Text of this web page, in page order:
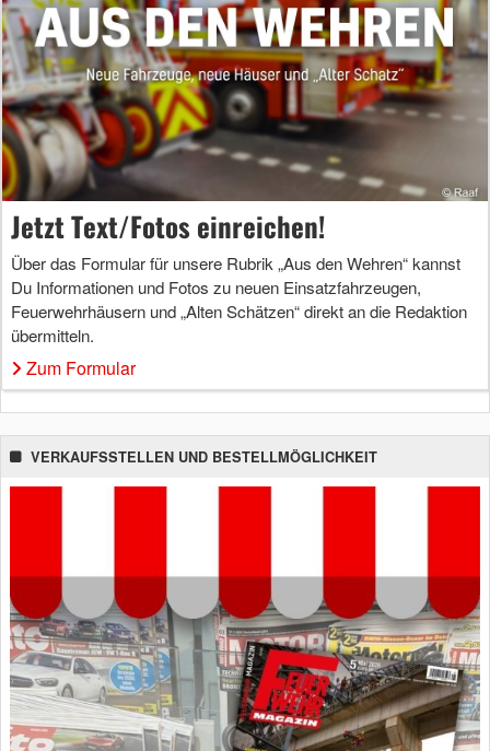
Jetzt Text/Fotos einreichen!
Über das Formular für unsere Rubrik „Aus den Wehren“ kannst
Du Informationen und Fotos zu neuen Einsatzfahrzeugen,
Feuerwehrhäusern und „Alten Schätzen“ direkt an die Redaktion
übermitteln.
Zum Formular
VERKAUFSSTELLEN UND BESTELLMÖGLICHKEIT